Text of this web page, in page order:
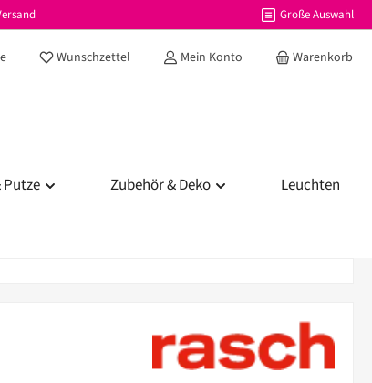
Große Auswahl
Wunschzettel Du hast 0 Produkte auf dem Merkzettel
Mein Konto Warenkorb
Putze Zubehör & Deko Leuchten